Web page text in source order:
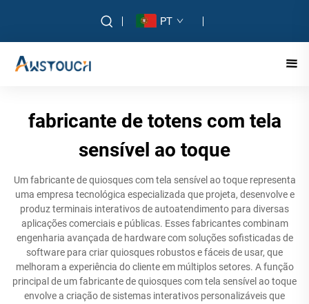
PT
fabricante de totens com tela
sensível ao toque
Um fabricante de quiosques com tela sensível ao toque representa
uma empresa tecnológica especializada que projeta, desenvolve e
produz terminais interativos de autoatendimento para diversas
aplicações comerciais e públicas. Esses fabricantes combinam
engenharia avançada de hardware com soluções sofisticadas de
software para criar quiosques robustos e fáceis de usar, que
melhoram a experiência do cliente em múltiplos setores. A função
principal de um fabricante de quiosques com tela sensível ao toque
envolve a criação de sistemas interativos personalizáveis que